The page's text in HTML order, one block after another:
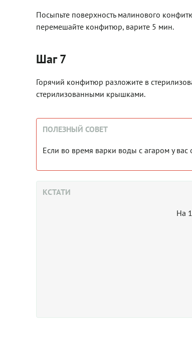
Посыпьте поверхность малинового
перемешайте конфитюр, варите 5 мин.
Шаг 7
Горячий конфитюр разложите в
стерилизованными крышками.
ПОЛЕЗНЫЙ СОВЕТ
Если во время варки воды с агаром у вас
КСТАТИ
На